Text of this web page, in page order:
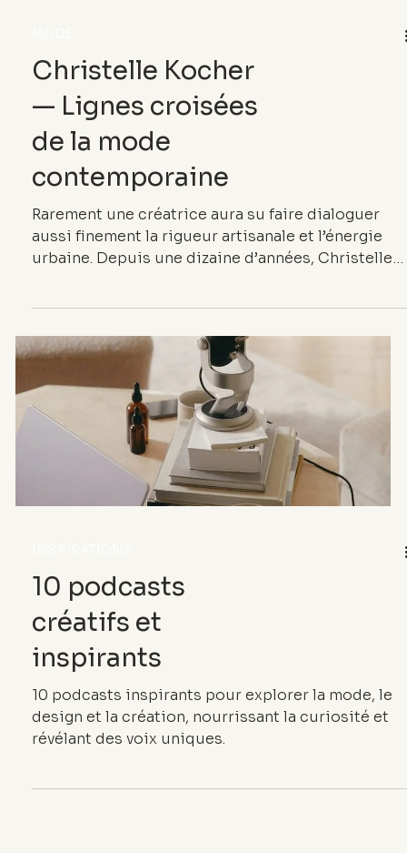
MODE
Christelle Kocher
— Lignes croisées
de la mode
contemporaine
Rarement une créatrice aura su faire dialoguer
aussi finement la rigueur artisanale et l’énergie
Kocher façonne une mode poreuse, hybride,
consciente — entre la plume d’atelier et le bitume
du réel. À travers sa maison KOCHÉ et son rôle
chez Lemarié, elle incarne une génération de
designers qui pensent autant qu’ils cousent.
Portrait d’une femme qui fait de la couture un
langage ouvert.
INSPIRATIONS
10 podcasts
créatifs et
inspirants
10 podcasts inspirants pour explorer la mode, le